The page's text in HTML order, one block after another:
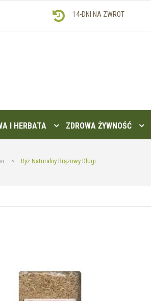
14-DNI NA ZWROT
I HERBATA ZDROWA ŻYWNOŚĆ
> Ryż Naturalny Brązowy Długi